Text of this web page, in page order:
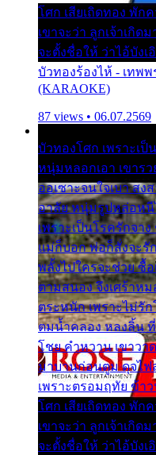
โศก เสียเถิดทอง พัก
เขาจะว่า ลูกเจ้าเกิด
จะตั้งชื่อให้ ว่าไอ้บังเ
บัวทองร้องไห้ - เทพ
(KARAOKE)
87 views • 06.07.2569
บัวทองโศก เพราะเ
หนุ่มหลอกเอา เขาร
ออเซาะจนใจเบา สง
อาลัย หนุ่มรูปหล่อหนี
เพราะเป็นโรครักจา
แม่ก็บอก พ่อก็สั่งจะรั
พลั้งไปใครจะช่วย ซื้
ตามสนอง จึงเศร้าห
ตระหนัก เพราะไม่รั
ตมน้ำคลอง หลงลิ้น
โชย คำหวาน เขาวา
มาบานก่อนตูม ดุจไฟ
เพราะตรอมฤทัย ข้า
โศก เสียเถิดทอง พัก
เขาจะว่า ลูกเจ้าเกิด
จะตั้งชื่อให้ ว่าไอ้บังเ